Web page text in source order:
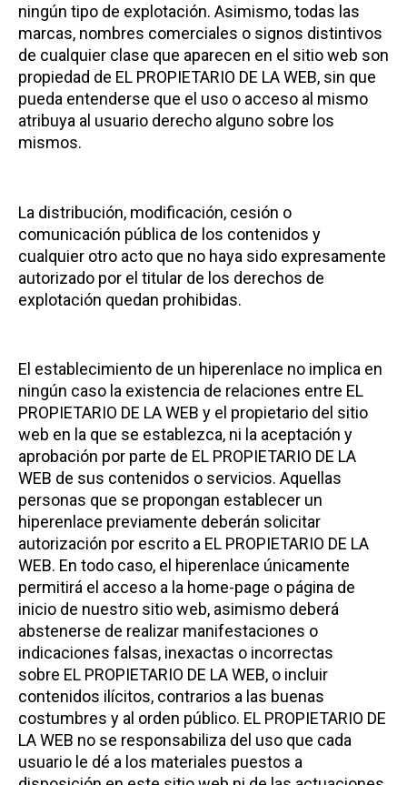
ningún tipo de explotación. Asimismo, todas las
marcas, nombres comerciales o signos distintivos
de cualquier clase que aparecen en el sitio web son
propiedad de EL PROPIETARIO DE LA WEB, sin que
pueda entenderse que el uso o acceso al mismo
atribuya al usuario derecho alguno sobre los
mismos.
La distribución, modificación, cesión o
comunicación pública de los contenidos y
cualquier otro acto que no haya sido expresamente
autorizado por el titular de los derechos de
explotación quedan prohibidas.
El establecimiento de un hiperenlace no implica en
ningún caso la existencia de relaciones entre EL
PROPIETARIO DE LA WEB y el propietario del sitio
web en la que se establezca, ni la aceptación y
aprobación por parte de EL PROPIETARIO DE LA
WEB de sus contenidos o servicios. Aquellas
personas que se propongan establecer un
hiperenlace previamente deberán solicitar
autorización por escrito a EL PROPIETARIO DE LA
WEB. En todo caso, el hiperenlace únicamente
permitirá el acceso a la home-page o página de
inicio de nuestro sitio web, asimismo deberá
abstenerse de realizar manifestaciones o
indicaciones falsas, inexactas o incorrectas
sobre EL PROPIETARIO DE LA WEB, o incluir
contenidos ilícitos, contrarios a las buenas
costumbres y al orden público. EL PROPIETARIO DE
LA WEB no se responsabiliza del uso que cada
usuario le dé a los materiales puestos a